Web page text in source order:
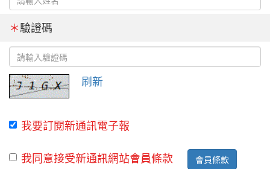
＊驗證碼
刷新
我要訂閱新通訊電子報
我同意接受新通訊網站會員條款
會員條款